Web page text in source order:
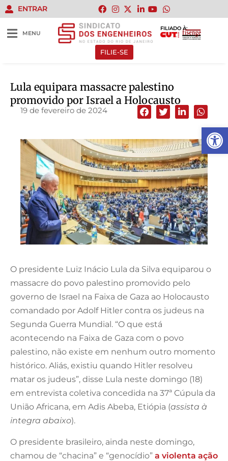
Abrir
ENTRAR
MENU
FILIADO À:
FILIE-SE
Lula equipara massacre palestino
promovido por Israel a Holocausto
19 de fevereiro de 2024
O presidente Luiz Inácio Lula da Silva equiparou o
massacre do povo palestino promovido pelo
governo de Israel na Faixa de Gaza ao Holocausto
comandado por Adolf Hitler contra os judeus na
Segunda Guerra Mundial. “O que está
acontecendo na Faixa de Gaza com o povo
palestino, não existe em nenhum outro momento
histórico. Aliás, existiu quando Hitler resolveu
matar os judeus”, disse Lula neste domingo (18)
em entrevista coletiva concedida na 37ª Cúpula da
União Africana, em Adis Abeba, Etiópia (assista à
integra abaixo).
O presidente brasileiro, ainda neste domingo,
chamou de “chacina” e “genocídio” a violenta ação